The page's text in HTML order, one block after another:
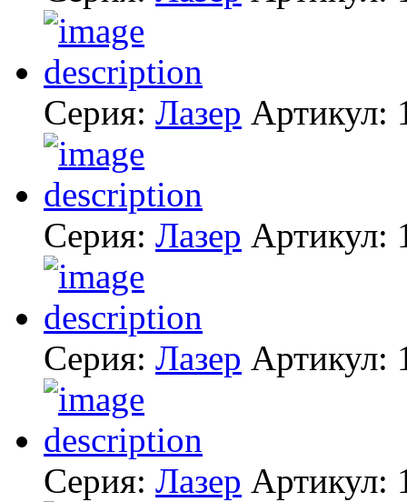
Серия: Лазер Артикул:
Серия: Лазер Артикул:
Серия: Лазер Артикул:
Серия: Лазер Артикул: